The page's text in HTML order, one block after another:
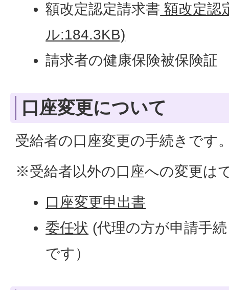
額改定認定請求書 額改定認
ル:184.3KB)
請求者の健康保険被保険証
口座変更について
受給者の口座変更の手続きです
※受給者以外の口座への変更は
口座変更申出書
委任状 (代理の方が申請手
です）